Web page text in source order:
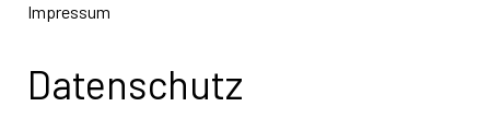
Impressum
Datenschutz